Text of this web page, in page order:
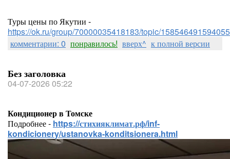
Туры цены по Якутии -
https://ok.ru/group/70000035418183/topic/158546491594055
комментарии: 0 понравилось! вверх^ к полной версии
Без заголовка
04-07-2026 05:22
Кондиционер в Томске
Подробнее - https://стихияклимат.рф/inf-
kondicionery/ustanovka-konditsionera.html